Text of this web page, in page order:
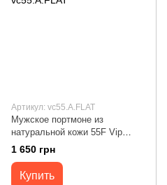
Артикул: vc55.A.FLAT
Мужское портмоне из
натуральной кожи 55F Vip
Collection, черное vc55.A.FLAT
1 650 грн
Купить